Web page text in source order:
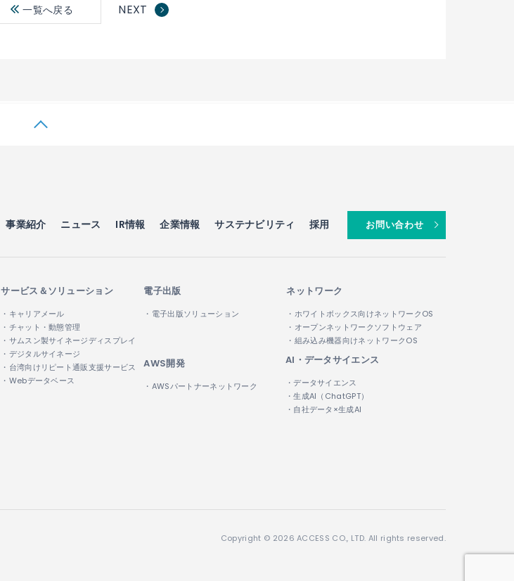
一覧へ戻る NEXT
事業紹介 ニュース IR情報 企業情報 サステナビリティ 採用 お問い合わせ
サービス＆ソリューション
・キャリアメール
・チャット・動態管理
・サムスン製サイネージディスプレイ
・デジタルサイネージ
・台湾向けリピート通販支援サービス
・Webデータベース
電子出版
・電子出版ソリューション
ネットワーク
・ホワイトボックス向けネットワークOS
・オープンネットワークソフトウェア
・組み込み機器向けネットワークOS
AWS開発
・AWSパートナーネットワーク
AI・データサイエンス
・データサイエンス
・生成AI（ChatGPT）
・自社データ×生成AI
Copyright © 2026 ACCESS CO., LTD. All rights reserved.